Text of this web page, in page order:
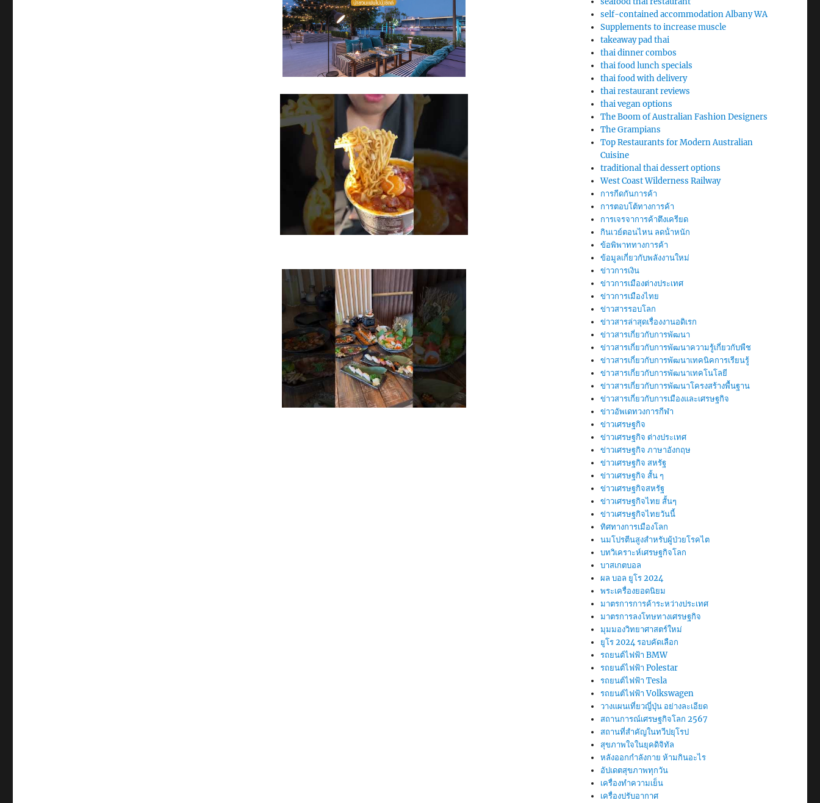
self-contained accommodation Albany WA
Supplements to increase muscle
takeaway pad thai
thai dinner combos
thai food lunch specials
thai food with delivery
thai restaurant reviews
thai vegan options
The Boom of Australian Fashion Designers
The Grampians
Top Restaurants for Modern Australian
Cuisine
traditional thai dessert options
West Coast Wilderness Railway
การกีดกันการค้า
การตอบโต้ทางการค้า
การเจรจาการค้าตึงเครียด
กินเวย์ตอนไหน ลดน้ําหนัก
ข้อพิพาททางการค้า
ข้อมูลเกี่ยวกับพลังงานใหม่
ข่าวการเงิน
ข่าวการเมืองต่างประเทศ
ข่าวการเมืองไทย
ข่าวสารรอบโลก
ข่าวสารล่าสุดเรื่องงานอดิเรก
ข่าวสารเกี่ยวกับการพัฒนา
ข่าวสารเกี่ยวกับการพัฒนาความรู้เกี่ยวกับพืช
ข่าวสารเกี่ยวกับการพัฒนาเทคนิคการเรียนรู้
ข่าวสารเกี่ยวกับการพัฒนาเทคโนโลยี
ข่าวสารเกี่ยวกับการพัฒนาโครงสร้างพื้นฐาน
ข่าวสารเกี่ยวกับการเมืองและเศรษฐกิจ
ข่าวอัพเดทวงการกีฬา
ข่าวเศรษฐกิจ
ข่าวเศรษฐกิจ ต่างประเทศ
ข่าวเศรษฐกิจ ภาษาอังกฤษ
ข่าวเศรษฐกิจ สหรัฐ
ข่าวเศรษฐกิจ สั้น ๆ
ข่าวเศรษฐกิจสหรัฐ
ข่าวเศรษฐกิจไทย สั้นๆ
ข่าวเศรษฐกิจไทยวันนี้
ทิศทางการเมืองโลก
นมโปรตีนสูงสำหรับผู้ป่วยโรคไต
บทวิเคราะห์เศรษฐกิจโลก
บาสเกตบอล
ผล บอล ยูโร 2024
พระเครื่องยอดนิยม
มาตรการการค้าระหว่างประเทศ
มาตรการลงโทษทางเศรษฐกิจ
มุมมองวิทยาศาสตร์ใหม่
ยูโร 2024 รอบคัดเลือก
รถยนต์ไฟฟ้า BMW
รถยนต์ไฟฟ้า Polestar
รถยนต์ไฟฟ้า Tesla
รถยนต์ไฟฟ้า Volkswagen
วางแผนเที่ยวญี่ปุ่น อย่างละเอียด
สถานการณ์เศรษฐกิจโลก 2567
สถานที่สำคัญในทวีปยุโรป
สุขภาพใจในยุคดิจิทัล
หลังออกกําลังกาย ห้ามกินอะไร
อัปเดตสุขภาพทุกวัน
เครื่องทำความเย็น
เครื่องปรับอากาศ